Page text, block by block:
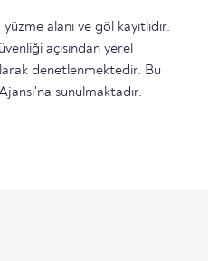
alanı ve göl kayıtlıdır.
açısından yerel
denetlenmektedir. Bu
sunulmaktadır.